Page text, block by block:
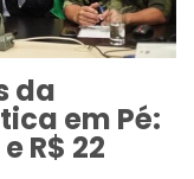
da
em Pé:
R$ 22